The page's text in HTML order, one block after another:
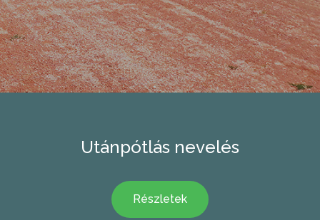
Utánpótlás nevelés
Részletek